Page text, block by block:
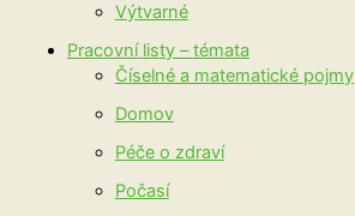
Výtvarné
Pracovní listy – témata
Číselné a matematické pojmy
Domov
Péče o zdraví
Počasí